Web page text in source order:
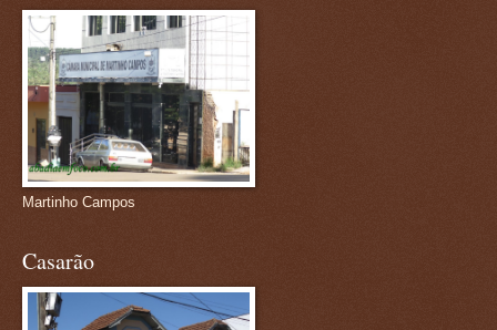
Martinho Campos
Casarão